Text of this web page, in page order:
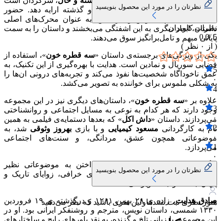
و نمی‌تواند روایتی روشن از انچه بر او گذشته ارایه دهد. حضور
شخصیتی به نام سیاوش و گربه‌اش، به عنوان محرک‌های اصلی
داستان، ابعاد دیگری به این اشفتگی می‌بخشند و داستان را به سمت
پایانی مبهم و تامل‌برانگیز سوق می‌دهند.
یکی از ویژگی‌های برجسته‌ی داستان «سه قطره خون»، استفاده از
فضایی سوریال و نمادین است. هدایت با بهره‌گیری از این تکنیک، به
عمق ناخوداگاه شخصیت‌ها نفوذ می‌کند و تجربه‌های درونی ان‌ها را
به شکلی ملموس برای خواننده به تصویر می‌کشد.
علاوه بر «سه قطره خون»، داستان‌های دیگری نیز در این مجموعه
وجود دارند که هر کدام به نوعی به مسایل اجتماعی و روانشناختی
می‌پردازند. داستان «داش اکل» که بعدها دستمایه‌ی فیلمی به همین
نام به کارگردانی مسعود کیمیایی و با بازیبهروز وثوقی شد، به
موضوعاتی همچون عشق، مردانگی، و سنت‌های اجتماعی
می‌پردازد.
دیگر داستان‌های مجموعه نیز با پرداختن به موضوعاتی نظیر
عشق‌های نامتعارف، خیانت، و باورهای خرافی، زوایای تاریک و
پنهان جامعه را به تصویر می‌کشند.
صادق هدایت
، زاده ی ۲۸ بهمن ۱۲۸۱ و درگذشته ی ۱۹ فروردین
۱۳۳۰ شمسی، داستان نویس، مترجم و روشنفکر ایرانی بود. او در
نظرتان را در مورد این محصول بنویسید
نظرات کاربران
5 /
0.0
( از
۰ نظر )
5
۰
4
۰
3
۰
2
۰
1
۰
نظرتان را در مورد این محصول بنویسید
هنوز نظری ثبت نشدهاولین نفری باشید که نظر می‌دهید